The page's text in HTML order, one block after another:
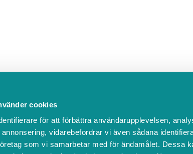
cookies
för att förbättra användarupplevelsen,
vidarebefordrar vi även sådana
som vi samarbetar med för ändamålet. Dessa